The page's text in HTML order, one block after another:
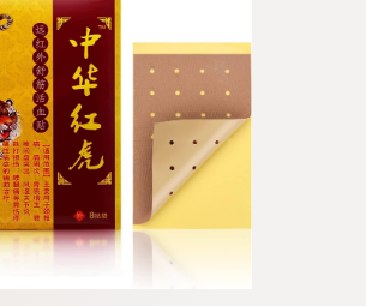
obtener el
máximo
rendimiento.